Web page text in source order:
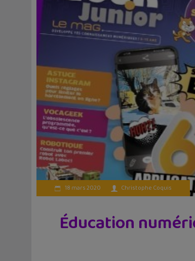
18 mars 2020 Christophe Coquis
Éducation